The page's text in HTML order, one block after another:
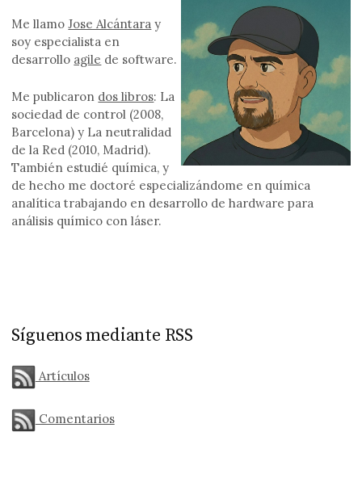
Me llamoJose Alcántara y
soy especialista en
desarrollo agile de software.
Me publicaron dos libros: La
sociedad de control (2008,
Barcelona) y La neutralidad
de la Red (2010, Madrid).
También estudié química, y
de hecho me doctoré especializándome en química
analítica trabajando en desarrollo de hardware para
análisis químico con láser.
Síguenos mediante RSS
Artículos
Comentarios